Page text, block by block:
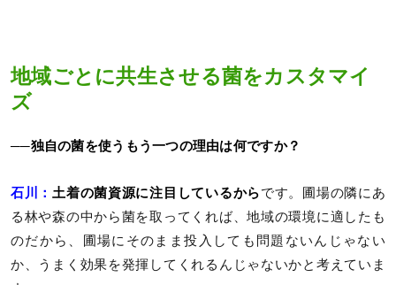
地域ごとに共生させる菌をカスタマイ
ズ
──独自の菌を使うもう一つの理由は何ですか？
石川：土着の菌資源に注目しているからです。圃場の隣にあ
る林や森の中から菌を取ってくれば、地域の環境に適したも
のだから、圃場にそのまま投入しても問題ないんじゃない
か、うまく効果を発揮してくれるんじゃないかと考えていま